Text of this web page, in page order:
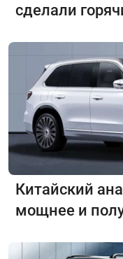
сделали
Китайский
мощнее и